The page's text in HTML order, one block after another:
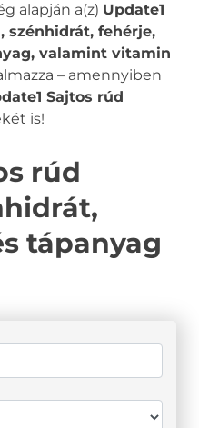
alapján a(z) Update1
szénhidrát, fehérje,
valamint vitamin
– amennyiben
Sajtos rúd
is!
rúd
tápanyag